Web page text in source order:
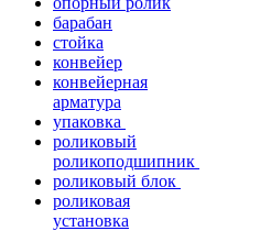
барабан
стойка
конвейер
конвейерная
арматура
упаковка
роликовый
роликоподшипник
роликовый блок
роликовая
установка